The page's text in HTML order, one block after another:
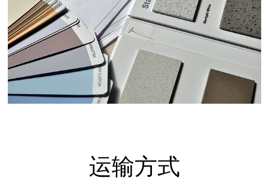
运输方式